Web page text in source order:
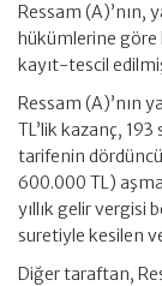
Ressam (A)’nın,
hükümlerine göre
kayıt-tescil
Ressam (A)’nın
TL’lik kazanç,
tarifenin dördüncü
600.000 TL)
yıllık gelir vergisi
suretiyle kesilen
Diğer taraftan,